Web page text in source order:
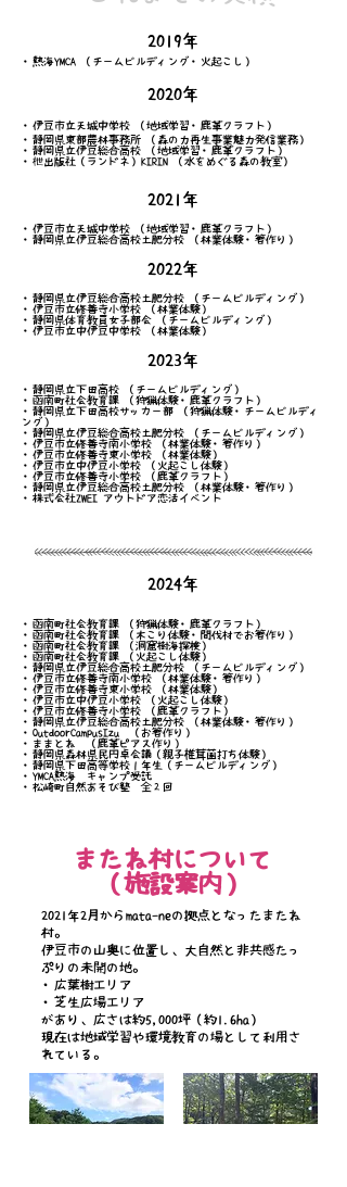
2019年
・熱海YMCA （チームビルディング・火起こし）
2020年
・伊豆市立天城中学校 （地域学習・鹿革クラフト）
・静岡県東部農林事務所 （森の力再生事業魅力発信業務）
・静岡県立伊豆総合高校 （地域学習・鹿革クラフト）
・枻出版社（ランドネ）KIRIN （水をめぐる森の教室）
2021年
・伊豆市立天城中学校 （地域学習・鹿革クラフト）
・静岡県立伊豆総合高校土肥分校 （林業体験・箸作り）
2022年
・静岡県立伊豆総合高校土肥分校 （チームビルディング）
・伊豆市立修善寺小学校 （林業体験）
・静岡県体育教員女子部会 （チームビルディング）
・伊豆市立中伊豆中学校 （林業体験）
2023年
・静岡県立下田高校 （チームビルディング）
・函南町社会教育課 （狩猟体験・鹿革クラフト）
・静岡県立下田高校サッカー部 （狩猟体験・チームビルディ
ング）
・静岡県立伊豆総合高校土肥分校 （チームビルディング）
・伊豆市立修善寺南小学校 （林業体験・箸作り）
・伊豆市立修善寺東小学校 （林業体験）
・伊豆市立中伊豆小学校 （火起こし体験）
・伊豆市立修善寺小学校 （鹿革クラフト）
・静岡県立伊豆総合高校土肥分校 （林業体験・箸作り）
​・株式会社ZWEI アウトドア恋活イベント
2024年
・函南町社会教育課 （狩猟体験・鹿革クラフト）
・函南町社会教育課 （木こり体験・間伐材でお箸作り）
・函南町社会教育課 （洞窟樹海探検）
・函南町社会教育課 （火起こし体験）
・静岡県立伊豆総合高校土肥分校 （チームビルディング）
・伊豆市立修善寺南小学校 （林業体験・箸作り）
・伊豆市立修善寺東小学校 （林業体験）
・伊豆市立中伊豆小学校 （火起こし体験）
・伊豆市立修善寺小学校 （鹿革クラフト）
・静岡県立伊豆総合高校土肥分校 （林業体験・箸作り）
​・OutdoorCampusIzu （お箸作り）
・ままとね （鹿革ピアス作り）
・静岡県森林県民円卓会議（親子椎茸菌打ち体験）
・静岡県下田高等学校１年生（チームビルディング）
・YMCA熱海 キャンプ受託
​・松崎町自然あそび塾 全２回
またね村について
（施設案内）
2021年2月からmata-neの拠点となったまたね
村。
伊豆市の山奥に位置し、大自然と非共感たっ
ぷりの未開の地。
・広葉樹エリア
・芝生広場エリア
があり、広さは約5,000坪（約1.6ha）
​現在は地域学習や環境教育の場として利用さ
れている。